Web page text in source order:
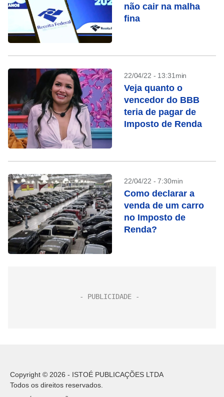
não cair na malha
fina
22/04/22 - 13:31min
Veja quanto o
vencedor do BBB
teria de pagar de
Imposto de Renda
22/04/22 - 7:30min
Como declarar a
venda de um carro
no Imposto de
Renda?
Copyright © 2026 - ISTOÉ PUBLICAÇÕES LTDA
Todos os direitos reservados.